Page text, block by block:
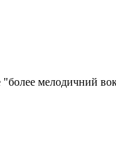
"более мелодичний